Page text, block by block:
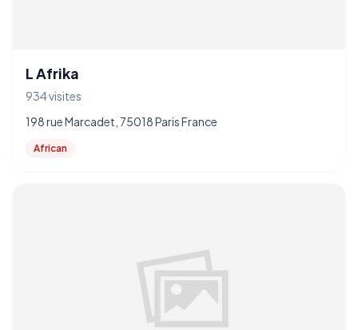
L Afrika
934 visites
198 rue Marcadet, 75018 Paris France
African